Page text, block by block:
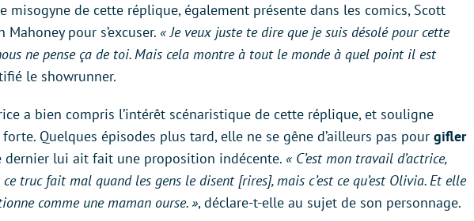
misogyne de cette réplique, également présente dans les comics, Scott
pour s’excuser. « Je veux juste te dire que je suis désolé pour cette
ne pense ça de toi. Mais cela montre à tout le monde à quel point il est
le showrunner.
a bien compris l’intérêt scénaristique de cette réplique, et souligne
Quelques épisodes plus tard, elle ne se gêne d’ailleurs pas pour gifler
dernier lui ait fait une proposition indécente. « C’est mon travail d’actrice,
ce truc fait mal quand les gens le disent [rires], mais c’est ce qu’est Olivia. Et elle
comme une maman ourse. », déclare-t-elle au sujet de son personnage.